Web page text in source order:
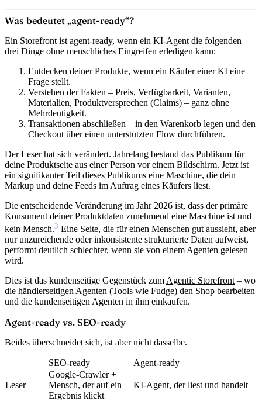
Was bedeutet „agent-ready“?
Ein Storefront ist agent-ready, wenn ein KI-Agent die folgenden
drei Dinge ohne menschliches Eingreifen erledigen kann:
Entdecken deiner Produkte, wenn ein Käufer einer KI eine
Frage stellt.
Verstehen der Fakten – Preis, Verfügbarkeit, Varianten,
Materialien, Produktversprechen (Claims) – ganz ohne
Mehrdeutigkeit.
Transaktionen abschließen – in den Warenkorb legen und den
Checkout über einen unterstützten Flow durchführen.
Der Leser hat sich verändert. Jahrelang bestand das Publikum für
deine Produktseite aus einer Person vor einem Bildschirm. Jetzt ist
ein signifikanter Teil dieses Publikums eine Maschine, die dein
Markup und deine Feeds im Auftrag eines Käufers liest.
Die entscheidende Veränderung im Jahr 2026 ist, dass der primäre
Konsument deiner Produktdaten zunehmend eine Maschine ist und
kein Mensch.3 Eine Seite, die für einen Menschen gut aussieht, aber
nur unzureichende oder inkonsistente strukturierte Daten aufweist,
performt deutlich schlechter, wenn sie von einem Agenten gelesen
wird.
Dies ist das kundenseitige Gegenstück zum Agentic Storefront – wo
die händlerseitigen Agenten (Tools wie Fudge) den Shop bearbeiten
und die kundenseitigen Agenten in ihm einkaufen.
Agent-ready vs. SEO-ready
Beides überschneidet sich, ist aber nicht dasselbe.
SEO-ready Agent-ready
Leser
Google-Crawler +
Mensch, der auf ein
Ergebnis klickt
KI-Agent, der liest und handelt